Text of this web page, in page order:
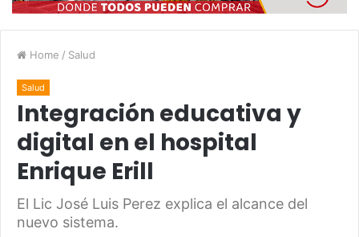
Home / Salud
Salud
Integración educativa y
digital en el hospital
Enrique Erill
El Lic José Luis Perez explica el alcance del
nuevo sistema.